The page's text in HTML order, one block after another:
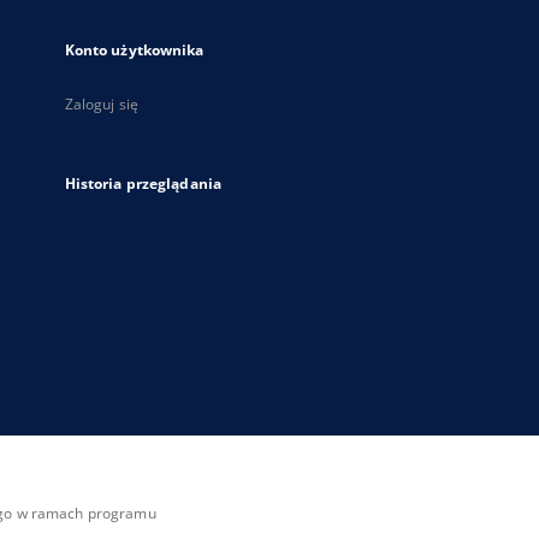
Konto użytkownika
Zaloguj się
Historia przeglądania
w ramach programu